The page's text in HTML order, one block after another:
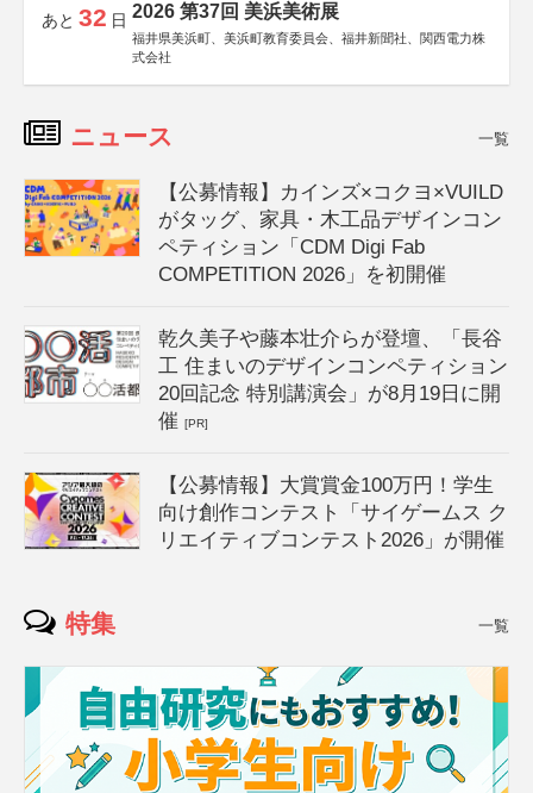
あと 32 日 2026 第37回 美浜美術展
福井県美浜町、美浜町教育委員会、福井新聞社、関西電力株
式会社
ニュース 一覧
【公募情報】カインズ×コクヨ×VUILD
がタッグ、家具・木工品デザインコン
ペティション「CDM Digi Fab
COMPETITION 2026」を初開催
乾久美子や藤本壮介らが登壇、「長谷
工 住まいのデザインコンペティション
20回記念 特別講演会」が8月19日に開
催[PR]
【公募情報】大賞賞金100万円！学生
向け創作コンテスト「サイゲームス ク
リエイティブコンテスト2026」が開催
特集 一覧